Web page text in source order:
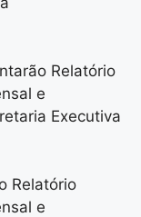
Relatório
e
Executiva
Relatório
e